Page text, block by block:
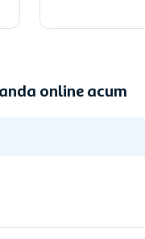
online acum